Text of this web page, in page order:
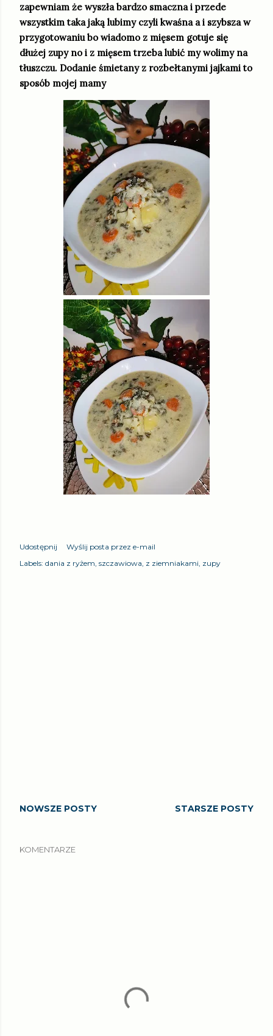
zapewniam że wyszła bardzo smaczna i przede
wszystkim taka jaką lubimy czyli kwaśna a i szybsza w
przygotowaniu bo wiadomo z mięsem gotuje się
dłużej zupy no i z mięsem trzeba lubić my wolimy na
tłuszczu. Dodanie śmietany z rozbełtanymi jajkami to
sposób mojej mamy
Udostępnij
Wyślij posta przez e-mail
Labels: dania z ryżem szczawiowa z ziemniakami zupy
NOWSZE POSTY STARSZE POSTY
KOMENTARZE